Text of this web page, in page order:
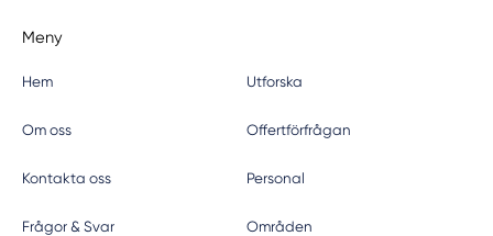
Meny
Hem Utforska
Om oss Offertförfrågan
Kontakta oss Personal
Frågor & Svar Områden